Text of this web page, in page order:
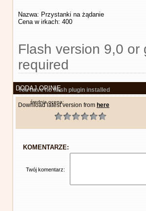
Nazwa: Przystanki na żądanie
Cena w irkach: 400
Flash version 9,0 or
required
You have no flash plugin installed
Download latest version from here
DODAJ OPINIĘ
średnia ocena:
KOMENTARZE:
Twój komentarz: